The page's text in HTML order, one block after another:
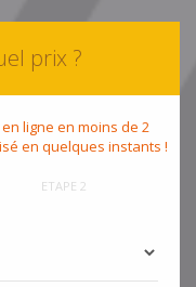
prix ?
ligne en moins de 2
en quelques instants !
ETAPE 2